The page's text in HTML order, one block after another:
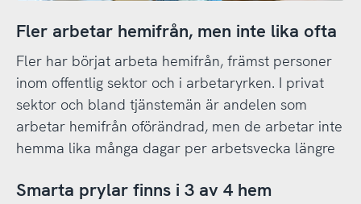
Fler arbetar hemifrån, men inte lika ofta
Fler har börjat arbeta hemifrån, främst personer
inom offentlig sektor och i arbetaryrken. I privat
sektor och bland tjänstemän är andelen som
arbetar hemifrån oförändrad, men de arbetar inte
hemma lika många dagar per arbetsvecka längre
Smarta prylar finns i 3 av 4 hem